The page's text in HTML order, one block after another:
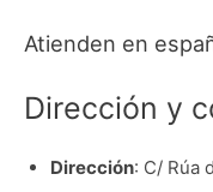
Atienden en
Dirección y
Dirección: C/ Rúa